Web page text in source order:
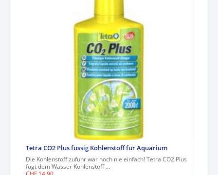
Tetra CO2 Plus füssig Kohlenstoff für Aquarium
Die Kohlenstoff zufuhr war noch nie einfach! Tetra CO2 Plus
fügt dem Wasser Kohlenstoff ...